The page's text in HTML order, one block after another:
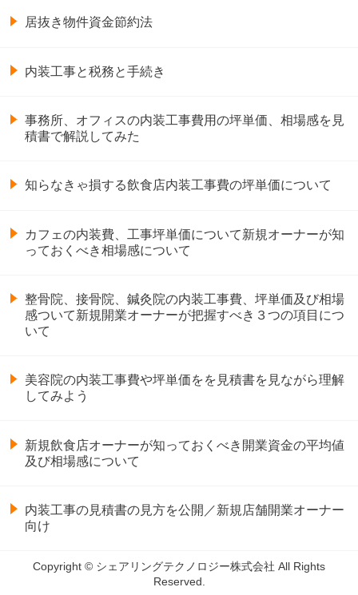
居抜き物件資金節約法
内装工事と税務と手続き
事務所、オフィスの内装工事費用の坪単価、相場感を見
積書で解説してみた
知らなきゃ損する飲食店内装工事費の坪単価について
カフェの内装費、工事坪単価について新規オーナーが知
っておくべき相場感について
整骨院、接骨院、鍼灸院の内装工事費、坪単価及び相場
感ついて新規開業オーナーが把握すべき３つの項目につ
いて
美容院の内装工事費や坪単価をを見積書を見ながら理解
してみよう
新規飲食店オーナーが知っておくべき開業資金の平均値
及び相場感について
内装工事の見積書の見方を公開／新規店舗開業オーナー
向け
Copyright © シェアリングテクノロジー株式会社 All Rights
Reserved.